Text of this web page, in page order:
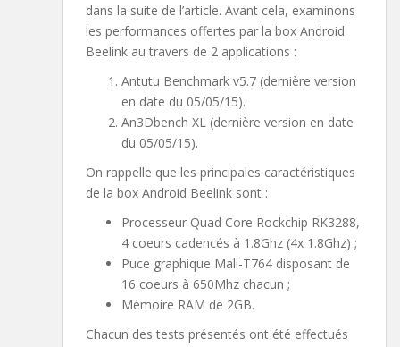
dans la suite de l’article. Avant cela, examinons
les performances offertes par la box Android
Beelink au travers de 2 applications :
Antutu Benchmark v5.7 (dernière version
en date du 05/05/15).
An3Dbench XL (dernière version en date
du 05/05/15).
On rappelle que les principales caractéristiques
de la box Android Beelink sont :
Processeur Quad Core Rockchip RK3288,
4 coeurs cadencés à 1.8Ghz (4x 1.8Ghz) ;
Puce graphique Mali-T764 disposant de
16 coeurs à 650Mhz chacun ;
Mémoire RAM de 2GB.
Chacun des tests présentés ont été effectués